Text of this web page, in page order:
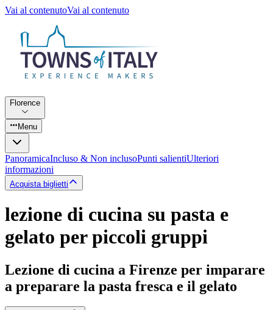
Vai al contenutoVai al contenuto
Florence
Menu
PanoramicaIncluso & Non inclusoPunti salientiUlteriori
informazioni
Acquista biglietti
lezione di cucina su pasta e
gelato per piccoli gruppi
Lezione di cucina a Firenze per imparare
a preparare la pasta fresca e il gelato